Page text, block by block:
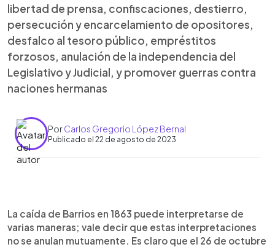
libertad de prensa, confiscaciones, destierro,
persecución y encarcelamiento de opositores,
desfalco al tesoro público, empréstitos
forzosos, anulación de la independencia del
Legislativo y Judicial, y promover guerras contra
naciones hermanas
PorCarlos Gregorio López Bernal
Publicado el 22 de agosto de 2023
► Escuchar artículo
La caída de Barrios en 1863 puede interpretarse de
varias maneras; vale decir que estas interpretaciones
no se anulan mutuamente. Es claro que el 26 de octubre